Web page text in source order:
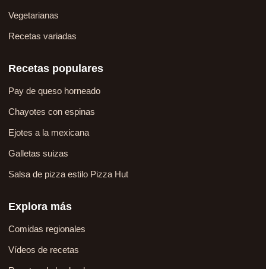
Vegetarianas
Recetas variadas
Recetas populares
Pay de queso horneado
Chayotes con espinas
Ejotes a la mexicana
Galletas suizas
Salsa de pizza estilo Pizza Hut
Explora más
Comidas regionales
Vídeos de recetas